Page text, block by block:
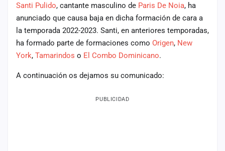
Santi Pulido, cantante masculino de Paris De Noia, ha
anunciado que causa baja en dicha formación de cara a
la temporada 2022-2023. Santi, en anteriores temporadas,
ha formado parte de formaciones como Origen, New
York, Tamarindos o El Combo Dominicano.
A continuación os dejamos su comunicado:
PUBLICIDAD
Formaciones
Fiestas
fiestas